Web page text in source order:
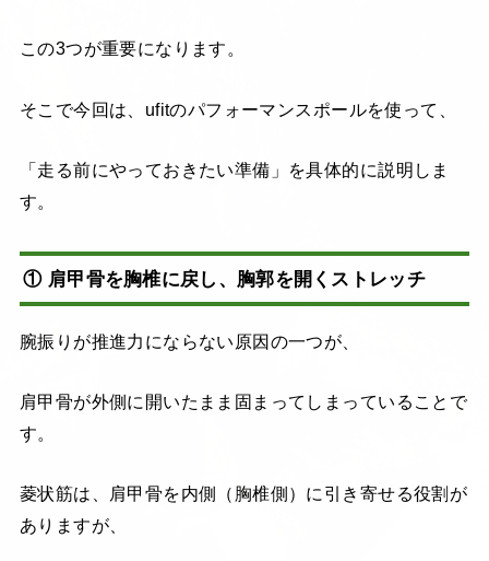
この3つが重要になります。
そこで今回は、ufitのパフォーマンスポールを使って、
「走る前にやっておきたい準備」を具体的に説明しま
す。
① 肩甲骨を胸椎に戻し、胸郭を開くストレッチ
腕振りが推進力にならない原因の一つが、
肩甲骨が外側に開いたまま固まってしまっていることで
す。
菱状筋は、肩甲骨を内側（胸椎側）に引き寄せる役割が
ありますが、